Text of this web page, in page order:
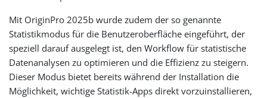
Mit OriginPro 2025b wurde zudem der so genannte
Statistikmodus für die Benutzeroberfläche eingeführt, der
speziell darauf ausgelegt ist, den Workflow für statistische
Datenanalysen zu optimieren und die Effizienz zu steigern.
Dieser Modus bietet bereits während der Installation die
Möglichkeit, wichtige Statistik-Apps direkt vorzuinstallieren,